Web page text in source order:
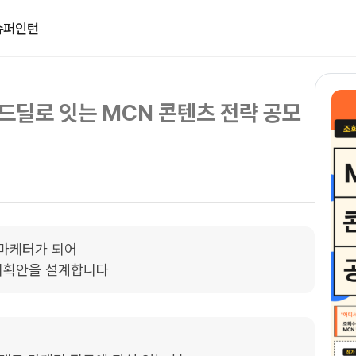
퍼인턴
로 잇는 MCN 콘텐츠 전략 공모
케터가 되어
안을 설계합니다